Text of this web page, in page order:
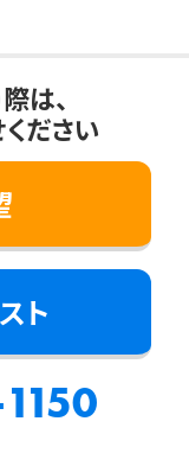
取扱いの
のために必
しいとき
育成のため
が難しいと
る場合で、
障を及ぼす
は、
ださい
ト